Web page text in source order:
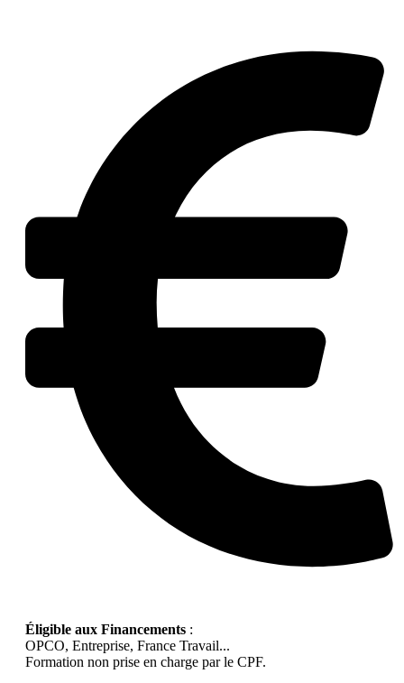
Éligible aux Financements :
OPCO, Entreprise, France Travail...
Formation non prise en charge par le CPF.